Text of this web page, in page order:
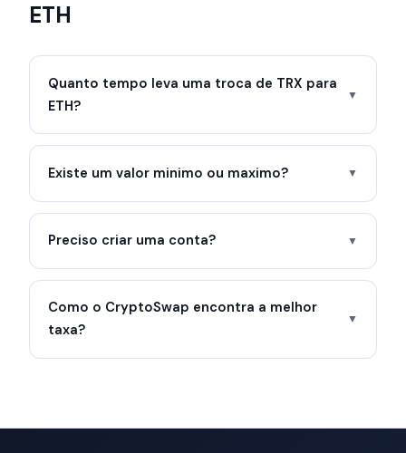
ETH
Quanto tempo leva uma troca de TRX para
ETH?
▼
Existe um valor minimo ou maximo? ▼
Preciso criar uma conta? ▼
Como o CryptoSwap encontra a melhor
taxa?
▼